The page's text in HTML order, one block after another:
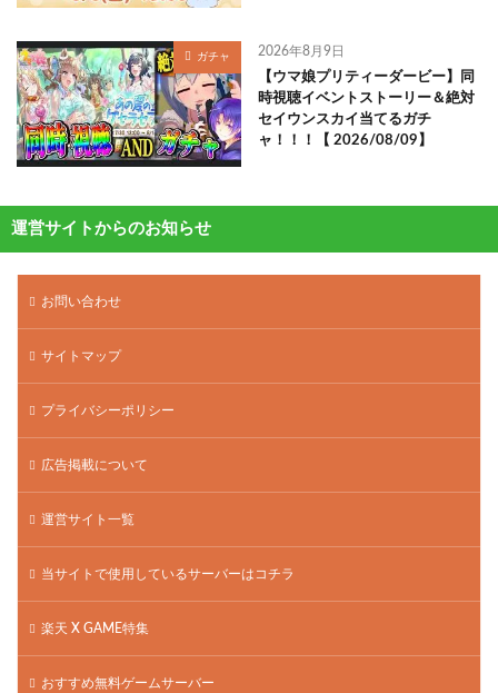
ガチャ 2026年8月9日
【ウマ娘プリティーダービー】同
時視聴イベントストーリー＆絶対
セイウンスカイ当てるガチ
ャ！！！【 2026/08/09】
運営サイトからのお知らせ
お問い合わせ
サイトマップ
プライバシーポリシー
広告掲載について
運営サイト一覧
当サイトで使用しているサーバーはコチラ
楽天 X GAME特集
おすすめ無料ゲームサーバー